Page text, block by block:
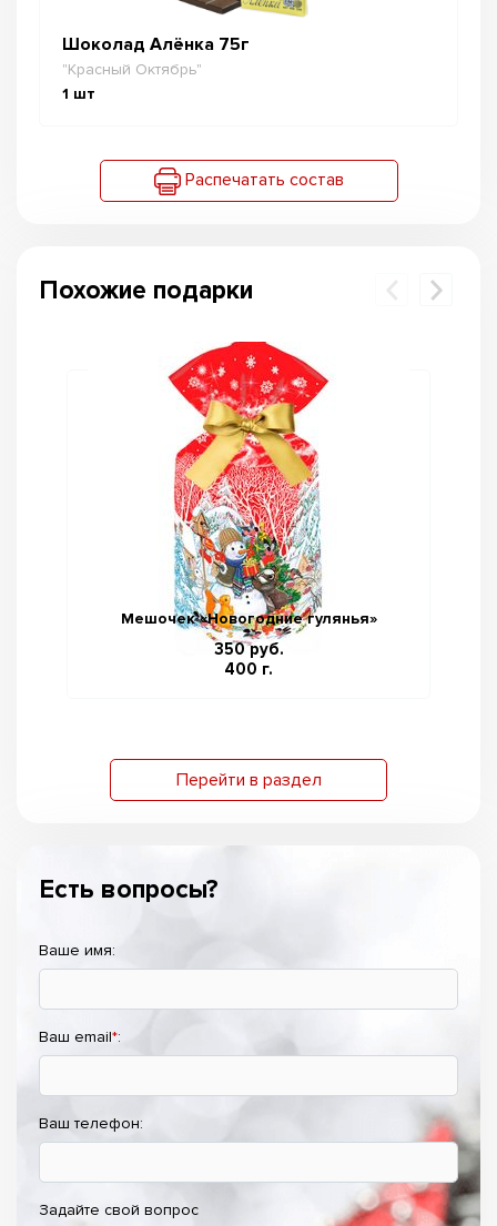
Шоколад Алёнка 75г
"Красный Октябрь"
1 шт
Распечатать состав
Похожие подарки
Мешочек «Новогодние гулянья»
350 руб.
400 г.
Перейти в раздел
Есть вопросы?
Ваше имя:
Ваш email*:
Ваш телефон:
Задайте свой вопрос